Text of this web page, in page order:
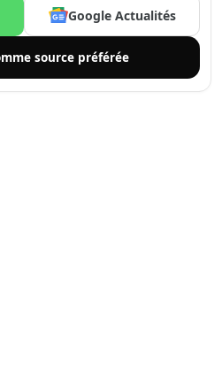
Google Actualités
source préférée